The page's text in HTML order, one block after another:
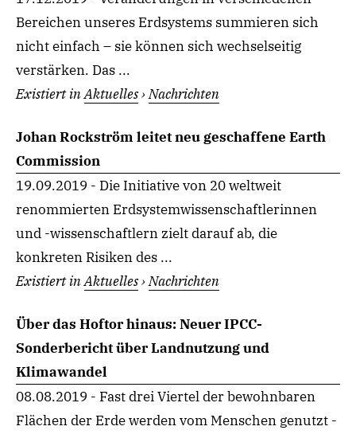
Bereichen unseres Erdsystems summieren sich
nicht einfach – sie können sich wechselseitig
verstärken. Das ...
Existiert inAktuelles›Nachrichten
Johan Rockström leitet neu geschaffene Earth
Commission
19.09.2019 - Die Initiative von 20 weltweit
renommierten Erdsystemwissenschaftlerinnen
und -wissenschaftlern zielt darauf ab, die
konkreten Risiken des ...
Existiert inAktuelles›Nachrichten
Über das Hoftor hinaus: Neuer IPCC-
Sonderbericht über Landnutzung und
Klimawandel
08.08.2019 - Fast drei Viertel der bewohnbaren
Flächen der Erde werden vom Menschen genutzt -